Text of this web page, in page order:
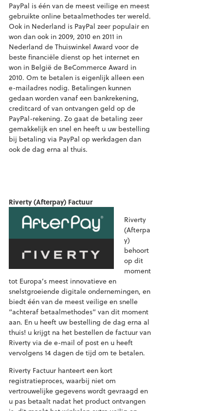
PayPal is één van de meest veilige en meest
gebruikte online betaalmethodes ter wereld.
Ook in Nederland is PayPal zeer populair en
won dan ook in 2009, 2010 en 2011 in
Nederland de Thuiswinkel Award voor de
beste financiële dienst op het internet en
won in België de BeCommerce Award in
2010. Om te betalen is eigenlijk alleen een
e-mailadres nodig. Betalingen kunnen
gedaan worden vanaf een bankrekening,
creditcard of van ontvangen geld op de
PayPal-rekening. Zo gaat de betaling zeer
gemakkelijk en snel en heeft u uw bestelling
bij betaling via PayPal op werkdagen dan
ook de dag erna al thuis.
Riverty (Afterpay) Factuur
Riverty
(Afterpa
y)
behoort
op dit
moment
tot Europa’s meest innovatieve en
snelstgroeiende digitale ondernemingen, en
biedt één van de meest veilige en snelle
“achteraf betaalmethodes” van dit moment
aan. En u heeft uw bestelling de dag erna al
thuis! u krijgt na het bestellen de factuur van
Riverty via de e-mail of post en u heeft
vervolgens 14 dagen de tijd om te betalen.
Riverty Factuur hanteert een kort
registratieproces, waarbij niet om
vertrouwelijke gegevens wordt gevraagd en
u pas betaalt nadat het product ontvangen